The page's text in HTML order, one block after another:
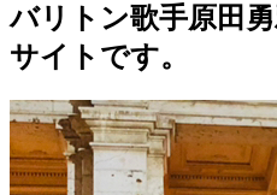
バリトン歌手原田
サイトです。